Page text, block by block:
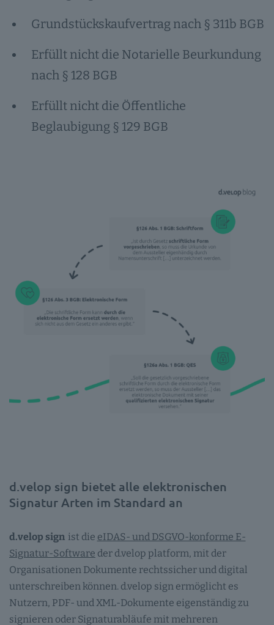
Grundstückskaufvertrag nach § 311b BGB
Erfüllt nicht die Notarielle Beurkundung
nach § 128 BGB
Erfüllt nicht die Öffentliche
Beglaubigung § 129 BGB
d.velop sign bietet alle elektronischen
Signatur Arten im Standard an
d.velop sign ist die eIDAS- und DSGVO-konforme E-
Signatur-Software der d.velop platform, mit der
Organisationen Dokumente rechtssicher und digital
unterschreiben können. d.velop sign ermöglicht es
Nutzern, PDF- und XML-Dokumente eigenständig zu
signieren oder Signaturabläufe mit mehreren